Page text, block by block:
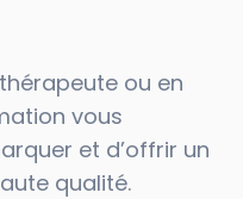
ou en
vous
et d’offrir un
qualité.